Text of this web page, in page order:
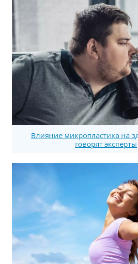
Влияние микропластика на
говорят эксперты